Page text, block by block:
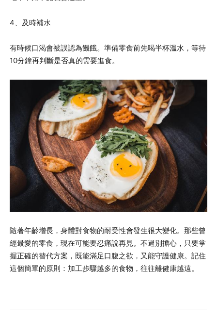
4、及時補水
有時候口渴會被誤認為饑餓。準備零食前先喝半杯溫水，等待
10分鐘再判斷是否真的需要進食。
隨著年齡增長，身體對食物的耐受性會發生很大變化。那些曾
經最愛的零食，現在可能要忍痛說再見。不過別擔心，只要掌
握正確的替代方案，既能滿足口腹之欲，又能守護健康。記住
這個簡單的原則：加工步驟越多的食物，往往離健康越遠。